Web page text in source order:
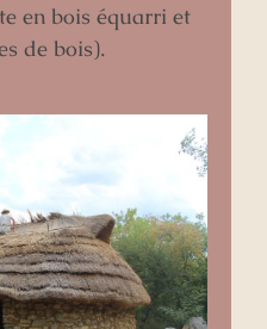
en bois équarri et
de bois).